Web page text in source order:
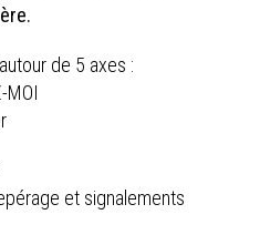
de 5 axes :
MOI
et signalements